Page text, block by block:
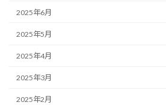
2025年6月
2025年5月
2025年4月
2025年3月
2025年2月